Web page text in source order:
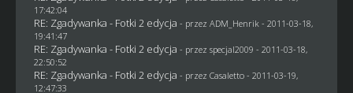
17:42:04
RE: Zgadywanka - Fotki 2 edycja - przez ADM_Henrik - 2011-03-18,
19:41:47
RE: Zgadywanka - Fotki 2 edycja - przez specjal2009 - 2011-03-18,
22:50:52
RE: Zgadywanka - Fotki 2 edycja - przez Casaletto- 2011-03-19,
12:47:33